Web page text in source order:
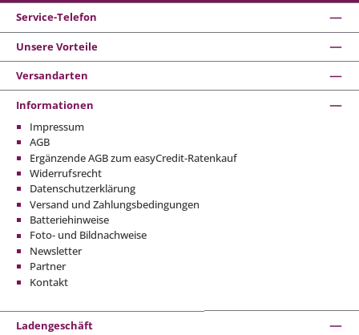
Service-Telefon
Unsere Vorteile
Versandarten
Informationen
Impressum
AGB
Ergänzende AGB zum easyCredit-Ratenkauf
Widerrufsrecht
Datenschutzerklärung
Versand und Zahlungsbedingungen
Batteriehinweise
Foto- und Bildnachweise
Newsletter
Partner
Kontakt
Ladengeschäft